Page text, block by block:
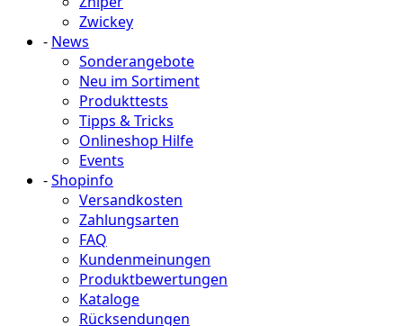
Zwickey
- News
Sonderangebote
Neu im Sortiment
Produkttests
Tipps & Tricks
Onlineshop Hilfe
Events
-Shopinfo
Versandkosten
Zahlungsarten
FAQ
Kundenmeinungen
Produktbewertungen
Kataloge
Rücksendungen